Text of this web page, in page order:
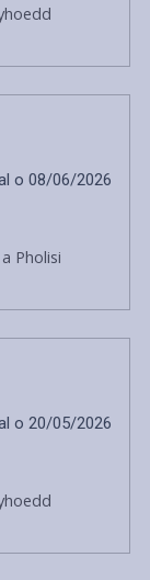
o 08/06/2026
Pholisi
o 20/05/2026